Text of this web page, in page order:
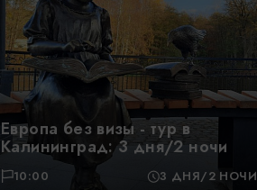
Европа без визы - тур в
Калининград: 3 дня/2 ночи
10:00 3 ДНЯ/2 НОЧИ